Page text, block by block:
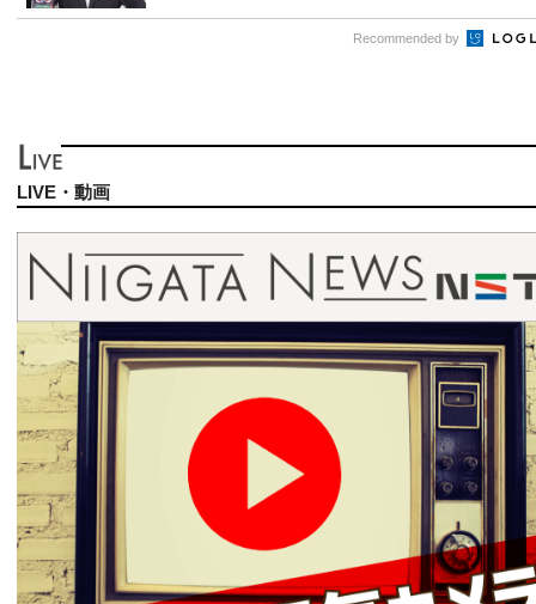
Recommended by
LIVE・動画